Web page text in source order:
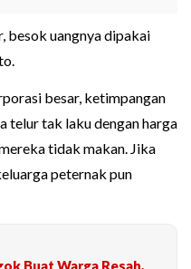
besok uangnya dipakai
besar, ketimpangan
telur tak laku dengan harga
tidak makan. Jika
peternak pun
Buat Warga Resah,